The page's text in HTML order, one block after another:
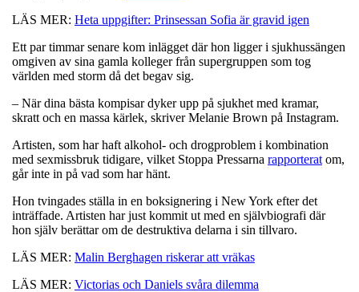
LÄS MER: Heta uppgifter: Prinsessan Sofia är gravid igen
Ett par timmar senare kom inlägget där hon ligger i sjukhussängen
omgiven av sina gamla kolleger från supergruppen som tog
världen med storm då det begav sig.
– När dina bästa kompisar dyker upp på sjukhet med kramar,
skratt och en massa kärlek, skriver Melanie Brown på Instagram.
Artisten, som har haft alkohol- och drogproblem i kombination
med sexmissbruk tidigare, vilket Stoppa Pressarna rapporterat om,
går inte in på vad som har hänt.
Hon tvingades ställa in en boksignering i New York efter det
inträffade. Artisten har just kommit ut med en självbiografi där
hon själv berättar om de destruktiva delarna i sin tillvaro.
LÄS MER: Malin Berghagen riskerar att vräkas
LÄS MER: Victorias och Daniels svåra dilemma